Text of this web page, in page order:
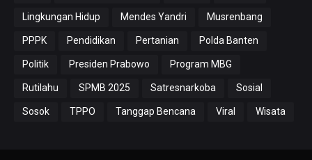
Lingkungan Hidup Mendes Yandri Musrenbang
PPPK Pendidikan Pertanian Polda Banten
Politik Presiden Prabowo Program MBG
Rutilahu SPMB 2025 Satresnarkoba Sosial
Sosok TPPO Tanggap Bencana Viral Wisata